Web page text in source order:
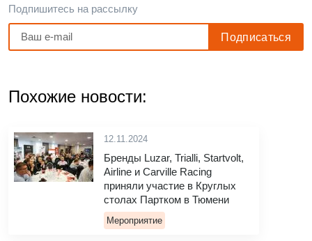
Подпишитесь на рассылку
Похожие новости:
12.11.2024
Бренды Luzar, Trialli, Startvolt,
Airline и Carville Racing
приняли участие в Круглых
столах Партком в Тюмени
Мероприятие